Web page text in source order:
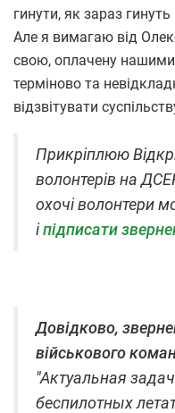
гинути, як зараз
Але я вимагаю від
свою, оплачену
терміново та
відзвітувати
Прикріплюю
волонтерів на
охочі волонтери
і підписати
Довідково,
військового
"Актуальная
беспилотных